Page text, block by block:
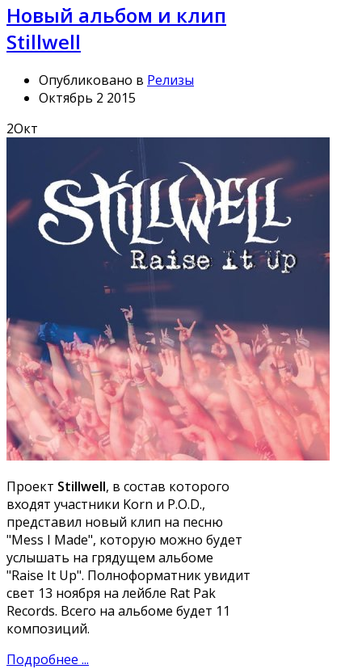
Новый альбом и клип
Stillwell
Опубликовано в Релизы
Октябрь 2 2015
2Окт
Проект Stillwell, в состав которого
входят участники Korn и P.O.D.,
представил новый клип на песню
"Mess I Made", которую можно будет
услышать на грядущем альбоме
"Raise It Up". Полноформатник увидит
свет 13 ноября на лейбле Rat Pak
Records. Всего на альбоме будет 11
композиций.
Подробнее ...